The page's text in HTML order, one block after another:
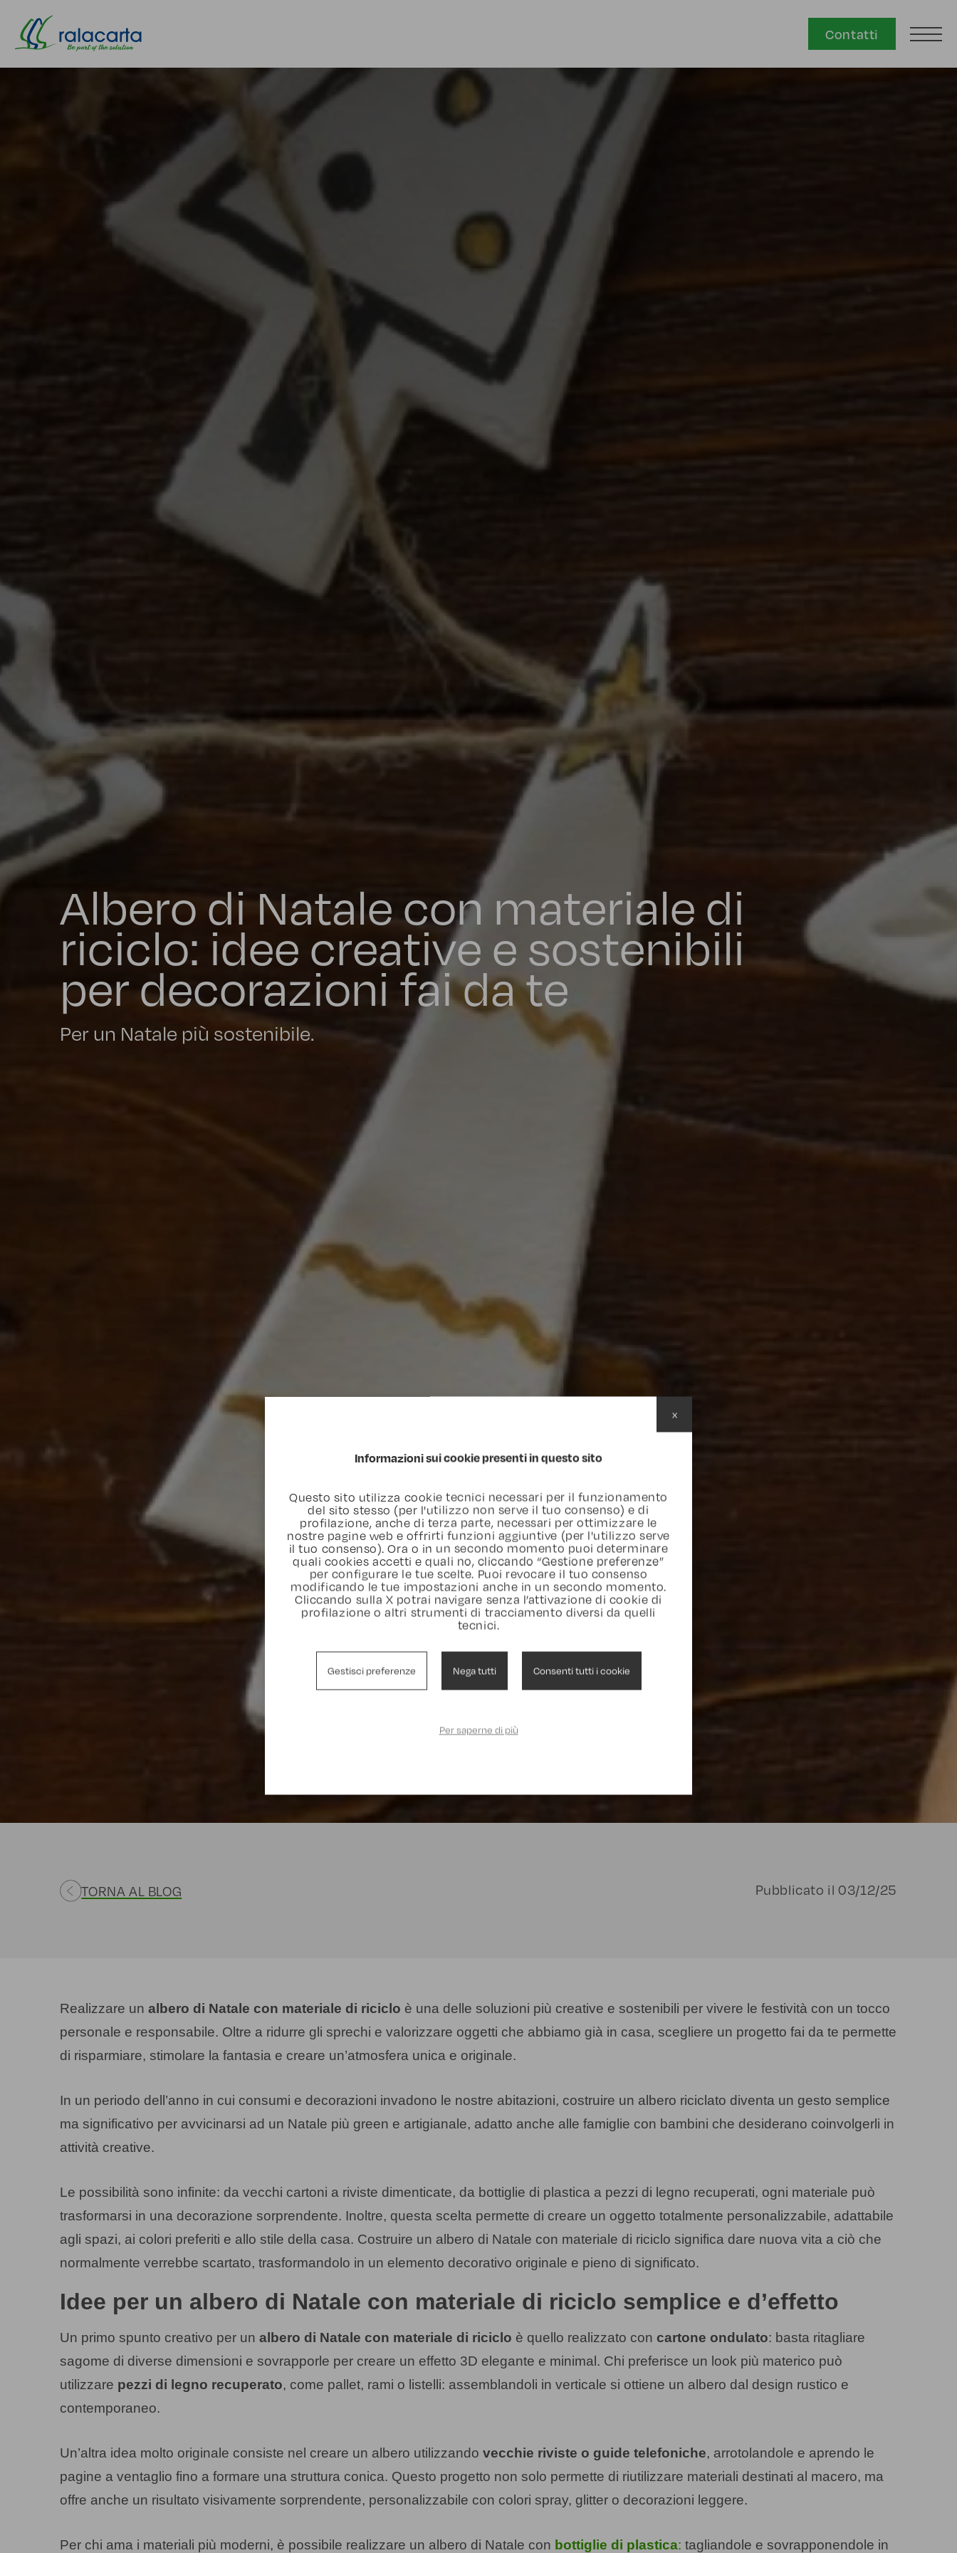
Contatti
Albero di Natale con materiale di
riciclo: idee creative e sostenibili
per decorazioni fai da te
Per un Natale più sostenibile.
TORNA AL BLOG Pubblicato il03/12/25
Realizzare un albero di Natale con materiale di riciclo è una delle soluzioni più creative e sostenibili per vivere le festività con un tocco
personale e responsabile. Oltre a ridurre gli sprechi e valorizzare oggetti che abbiamo già in casa, scegliere un progetto fai da te permette
di risparmiare, stimolare la fantasia e creare un’atmosfera unica e originale.
In un periodo dell’anno in cui consumi e decorazioni invadono le nostre abitazioni, costruire un albero riciclato diventa un gesto semplice
ma significativo per avvicinarsi ad un Natale più green e artigianale, adatto anche alle famiglie con bambini che desiderano coinvolgerli in
attività creative.
Le possibilità sono infinite: da vecchi cartoni a riviste dimenticate, da bottiglie di plastica a pezzi di legno recuperati, ogni materiale può
trasformarsi in una decorazione sorprendente. Inoltre, questa scelta permette di creare un oggetto totalmente personalizzabile, adattabile
agli spazi, ai colori preferiti e allo stile della casa. Costruire un albero di Natale con materiale di riciclo significa dare nuova vita a ciò che
normalmente verrebbe scartato, trasformandolo in un elemento decorativo originale e pieno di significato.
Idee per un albero di Natale con materiale di riciclo semplice e d’effetto
Un primo spunto creativo per un albero di Natale con materiale di riciclo è quello realizzato con cartone ondulato: basta ritagliare
sagome di diverse dimensioni e sovrapporle per creare un effetto 3D elegante e minimal. Chi preferisce un look più materico può
utilizzare pezzi di legno recuperato, come pallet, rami o listelli: assemblandoli in verticale si ottiene un albero dal design rustico e
contemporaneo.
Un’altra idea molto originale consiste nel creare un albero utilizzando vecchie riviste o guide telefoniche, arrotolandole e aprendo le
pagine a ventaglio fino a formare una struttura conica. Questo progetto non solo permette di riutilizzare materiali destinati al macero, ma
offre anche un risultato visivamente sorprendente, personalizzabile con colori spray, glitter o decorazioni leggere.
Per chi ama i materiali più moderni, è possibile realizzare un albero di Natale con bottiglie di plastica: tagliandole e sovrapponendole in
Informazioni sui cookie presenti in questo sito
Questo sito utilizza cookie tecnici necessari per il funzionamento
del sito stesso (per l'utilizzo non serve il tuo consenso) e di
profilazione, anche di terza parte, necessari per ottimizzare le
nostre pagine web e offrirti funzioni aggiuntive (per l'utilizzo serve
il tuo consenso). Ora o in un secondo momento puoi determinare
quali cookies accetti e quali no, cliccando “Gestione preferenze”
per configurare le tue scelte. Puoi revocare il tuo consenso
modificando le tue impostazioni anche in un secondo momento.
Cliccando sulla X potrai navigare senza l’attivazione di cookie di
profilazione o altri strumenti di tracciamento diversi da quelli
tecnici.
Gestisci preferenze Nega tutti Consenti tutti i cookie
Per saperne di più
x